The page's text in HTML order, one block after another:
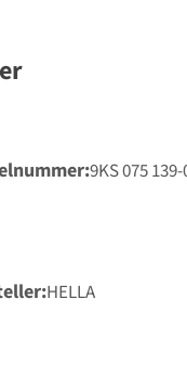
9KS 075
HELLA